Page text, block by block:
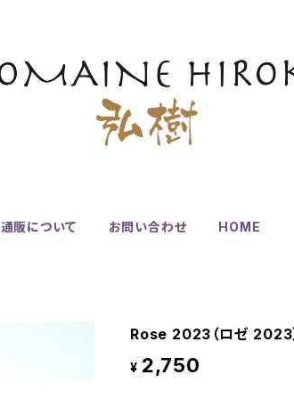
通販について お問い合わせ HOME
Rose 2023（ロゼ 2023
¥ 2,750